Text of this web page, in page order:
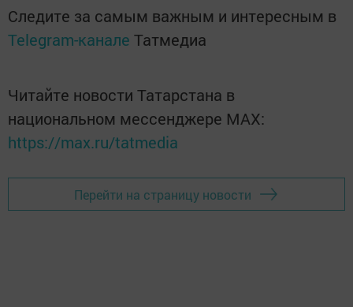
Следите за самым важным и интересным в
Telegram-канале Татмедиа
Читайте новости Татарстана в
национальном мессенджере MАХ:
https://max.ru/tatmedia
Перейти на страницу новости